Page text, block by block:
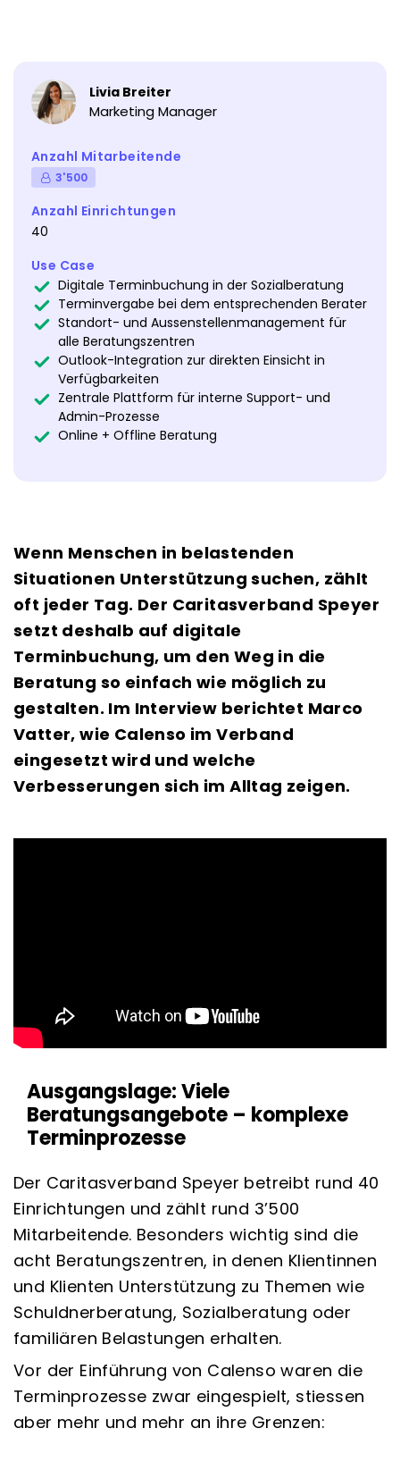
Livia Breiter
Marketing Manager
Anzahl Mitarbeitende
3'500
Anzahl Einrichtungen
40
Use Case
Digitale Terminbuchung in der Sozialberatung
Terminvergabe bei dem entsprechenden Berater
Standort- und Aussenstellenmanagement für
alle Beratungszentren
Outlook-Integration zur direkten Einsicht in
Verfügbarkeiten
Zentrale Plattform für interne Support- und
Admin-Prozesse
Online + Offline Beratung
Wenn Menschen in belastenden
Situationen Unterstützung suchen, zählt
oft jeder Tag. Der Caritasverband Speyer
setzt deshalb auf digitale
Terminbuchung, um den Weg in die
Beratung so einfach wie möglich zu
gestalten. Im Interview berichtet Marco
Vatter, wie Calenso im Verband
eingesetzt wird und welche
Verbesserungen sich im Alltag zeigen.
Ausgangslage: Viele
Beratungsangebote – komplexe
Terminprozesse
Der Caritasverband Speyer betreibt rund 40
Einrichtungen und zählt rund 3’500
Mitarbeitende. Besonders wichtig sind die
acht Beratungszentren, in denen Klientinnen
und Klienten Unterstützung zu Themen wie
Schuldnerberatung, Sozialberatung oder
familiären Belastungen erhalten.
Vor der Einführung von Calenso waren die
Terminprozesse zwar eingespielt, stiessen
aber mehr und mehr an ihre Grenzen: